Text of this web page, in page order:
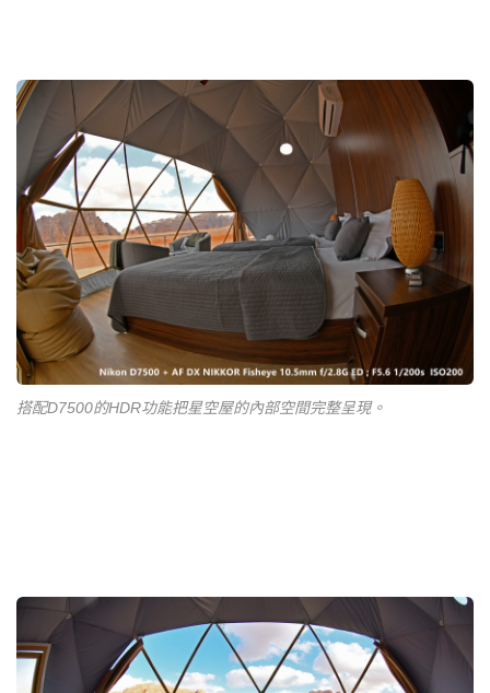
搭配D7500的HDR功能把星空屋的內部空間完整呈現。